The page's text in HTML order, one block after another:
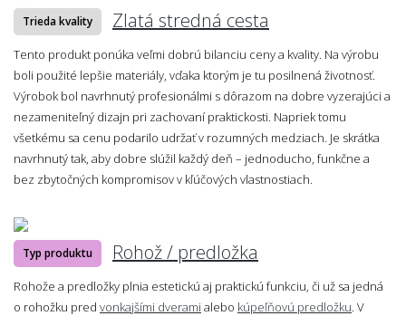
Trieda kvality Zlatá stredná cesta
Tento produkt ponúka veľmi dobrú bilanciu ceny a kvality. Na výrobu
boli použité lepšie materiály, vďaka ktorým je tu posilnená životnosť.
Výrobok bol navrhnutý profesionálmi s dôrazom na dobre vyzerajúci a
nezameniteľný dizajn pri zachovaní praktickosti. Napriek tomu
všetkému sa cenu podarilo udržať v rozumných medziach. Je skrátka
navrhnutý tak, aby dobre slúžil každý deň – jednoducho, funkčne a
bez zbytočných kompromisov v kľúčových vlastnostiach.
Typ produktu Rohož / predložka
Rohože a predložky plnia estetickú aj praktickú funkciu, či už sa jedná
o rohožku pred vonkajšími dverami alebo kúpeľňovú predložku . V